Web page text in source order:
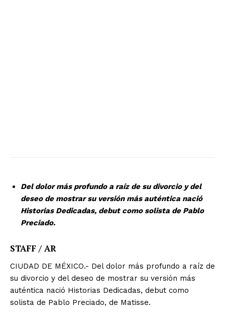
Del dolor más profundo a raíz de su divorcio y del
deseo de mostrar su versión más auténtica nació
Historias Dedicadas, debut como solista de Pablo
Preciado.
STAFF / AR
CIUDAD DE MÉXICO.- Del dolor más profundo a raíz de
su divorcio y del deseo de mostrar su versión más
auténtica nació Historias Dedicadas, debut como
solista de Pablo Preciado, de Matisse.